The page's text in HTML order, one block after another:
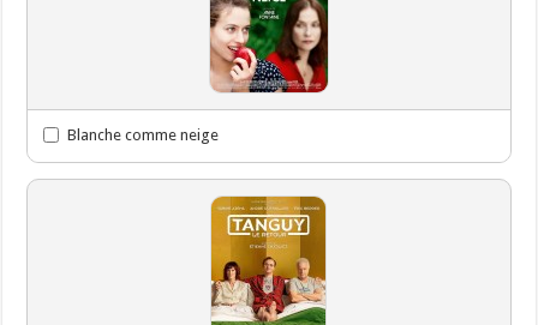
Blanche comme neige